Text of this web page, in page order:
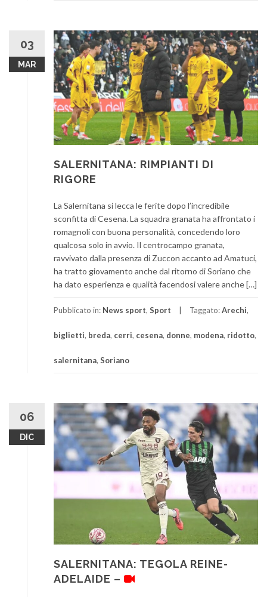
03
MAR
SALERNITANA: RIMPIANTI DI
RIGORE
La Salernitana si lecca le ferite dopo l’incredibile
sconfitta di Cesena. La squadra granata ha affrontato i
romagnoli con buona personalità, concedendo loro
qualcosa solo in avvio. Il centrocampo granata,
ravvivato dalla presenza di Zuccon accanto ad Amatuci,
ha tratto giovamento anche dal ritorno di Soriano che
ha dato esperienza e qualità facendosi valere anche […]
Pubblicato in: News sport, Sport Taggato:Arechi,
biglietti, breda, cerri, cesena, donne, modena, ridotto,
salernitana, Soriano
06
DIC
SALERNITANA: TEGOLA REINE-
ADELAIDE –